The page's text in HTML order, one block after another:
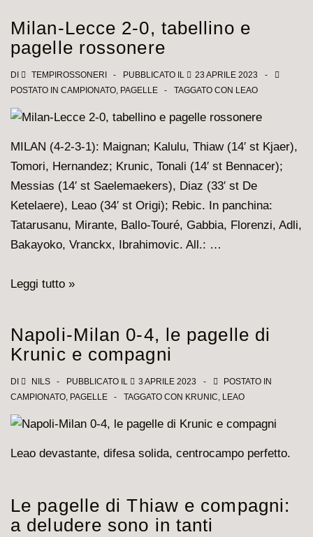
i
rossoneri,
Theo
nullo,
Leao
Milan-Lecce 2-0, tabellino e
pagelle rossonere
DI TEMPIROSSONERI PUBBLICATO IL
23 APRILE 2023
POSTATO IN CAMPIONATO PAGELLE TAGGATO CON LEAO
MILAN (4-2-3-1): Maignan; Kalulu, Thiaw (14′ st Kjaer),
Tomori, Hernandez; Krunic, Tonali (14′ st Bennacer);
Messias (14′ st Saelemaekers), Diaz (33′ st De
Ketelaere), Leao (34′ st Origi); Rebic. In panchina:
Tatarusanu, Mirante, Ballo-Touré, Gabbia, Florenzi, Adli,
Bakayoko, Vranckx, Ibrahimovic. All.: …
Milan-
0,
tabellino
e
pagelle
rossonere
Leggi tutto »
Napoli-Milan 0-4, le pagelle di
Krunic e compagni
DI NILS PUBBLICATO IL 3 APRILE 2023
POSTATO IN
CAMPIONATO PAGELLE TAGGATO CON KRUNIC LEAO
Leao devastante, difesa solida, centrocampo perfetto.
Le pagelle di Thiaw e compagni:
a deludere sono in tanti